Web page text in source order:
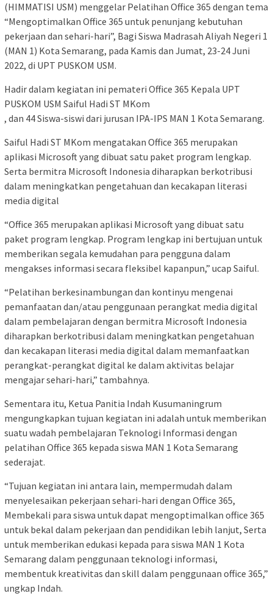
(HIMMATISI USM) menggelar Pelatihan Office 365 dengan tema
“Mengoptimalkan Office 365 untuk penunjang kebutuhan
pekerjaan dan sehari-hari”, Bagi Siswa Madrasah Aliyah Negeri 1
(MAN 1) Kota Semarang, pada Kamis dan Jumat, 23-24 Juni
2022, di UPT PUSKOM USM.
Hadir dalam kegiatan ini pemateri Office 365 Kepala UPT
PUSKOM USM Saiful Hadi ST MKom
, dan 44 Siswa-siswi dari jurusan IPA-IPS MAN 1 Kota Semarang.
Saiful Hadi ST MKom mengatakan Office 365 merupakan
aplikasi Microsoft yang dibuat satu paket program lengkap.
Serta bermitra Microsoft Indonesia diharapkan berkotribusi
dalam meningkatkan pengetahuan dan kecakapan literasi
media digital
“Office 365 merupakan aplikasi Microsoft yang dibuat satu
paket program lengkap. Program lengkap ini bertujuan untuk
memberikan segala kemudahan para pengguna dalam
mengakses informasi secara fleksibel kapanpun,” ucap Saiful.
“Pelatihan berkesinambungan dan kontinyu mengenai
pemanfaatan dan/atau penggunaan perangkat media digital
dalam pembelajaran dengan bermitra Microsoft Indonesia
diharapkan berkotribusi dalam meningkatkan pengetahuan
dan kecakapan literasi media digital dalam memanfaatkan
perangkat-perangkat digital ke dalam aktivitas belajar
mengajar sehari-hari,” tambahnya.
Sementara itu, Ketua Panitia Indah Kusumaningrum
mengungkapkan tujuan kegiatan ini adalah untuk memberikan
suatu wadah pembelajaran Teknologi Informasi dengan
pelatihan Office 365 kepada siswa MAN 1 Kota Semarang
sederajat.
“Tujuan kegiatan ini antara lain, mempermudah dalam
menyelesaikan pekerjaan sehari-hari dengan Office 365,
Membekali para siswa untuk dapat mengoptimalkan office 365
untuk bekal dalam pekerjaan dan pendidikan lebih lanjut, Serta
untuk memberikan edukasi kepada para siswa MAN 1 Kota
Semarang dalam penggunaan teknologi informasi,
membentuk kreativitas dan skill dalam penggunaan office 365,”
ungkap Indah.